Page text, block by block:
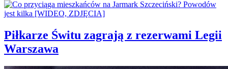
Piłkarze Świtu zagrają z rezerwami Legii
Warszawa